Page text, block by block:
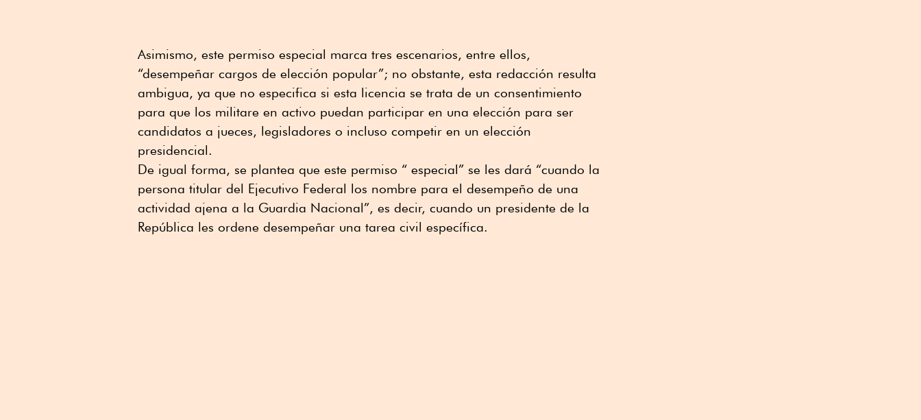
Asimismo, este permiso especial marca tres escenarios, entre ellos,
“desempeñar cargos de elección popular”; no obstante, esta redacción resulta
ambigua, ya que no especifica si esta licencia se trata de un consentimiento
para que los militare en activo puedan participar en una elección para ser
candidatos a jueces, legisladores o incluso competir en un elección
presidencial.
De igual forma, se plantea que este permiso “ especial” se les dará “cuando la
persona titular del Ejecutivo Federal los nombre para el desempeño de una
actividad ajena a la Guardia Nacional”, es decir, cuando un presidente de la
República les ordene desempeñar una tarea civil específica.